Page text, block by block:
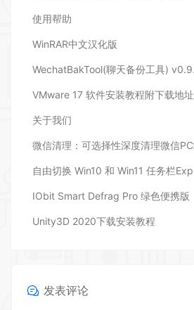
使用帮助
WinRAR中文汉化版
VMware 17 软件安装教程附下载地址
关于我们
IObit Smart Defrag Pro 绿色便携版
Unity3D 2020下载安装教程
发表评论